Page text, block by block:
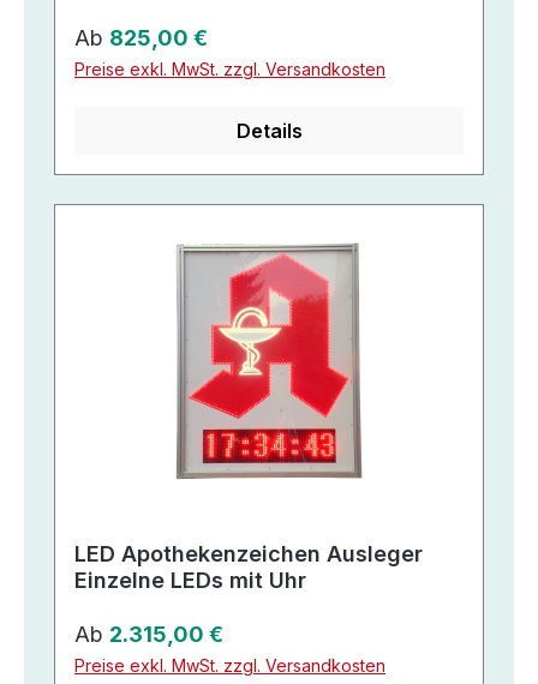
Regulärer Preis:
Ab 825,00 €
Preise exkl. MwSt. zzgl. Versandkosten
Details
LED Apothekenzeichen Ausleger
Einzelne LEDs mit Uhr
Regulärer Preis:
Ab 2.315,00 €
Preise exkl. MwSt. zzgl. Versandkosten